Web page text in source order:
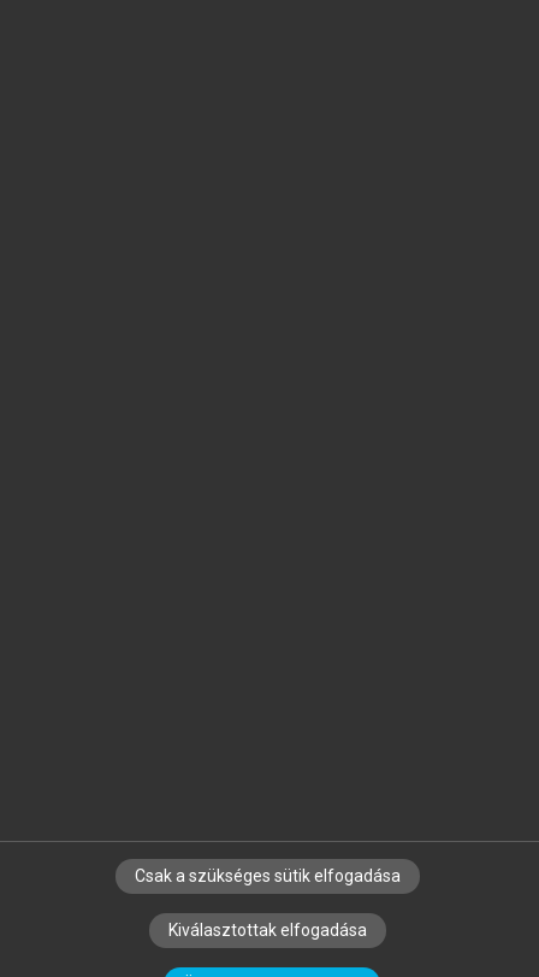
SZERZŐKNEK CÉGEKNEK KÖNYVTÁROSOKNAK
SZERKESZTÉSI ÉS LEKTORÁLÁSI ALAPELVEK
Csak a szükséges sütik elfogadása
Kiválasztottak elfogadása